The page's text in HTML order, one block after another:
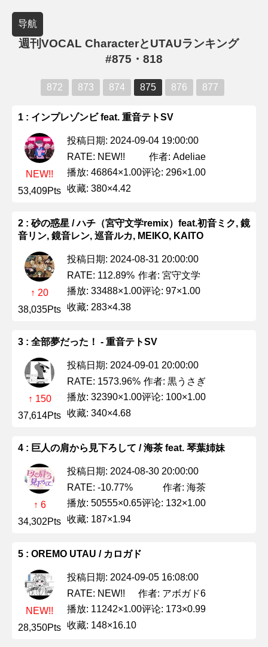
导航
週刊VOCAL CharacterとUTAUランキング
#875・818
872 873 874 875 876 877
1 : インプレゾンビ feat. 重音テトSV
NEW!!
53,409Pts
投稿日期: 2024-09-04 19:00:00
RATE: NEW!!
作者: Adeliae
播放: 46864×1.00评论: 296×1.00
收藏: 380×4.42
2 : 砂の惑星 / ハチ（宮守文学remix）feat.初音ミク, 鏡
音リン, 鏡音レン, 巡音ルカ, MEIKO, KAITO
↑ 20
38,035Pts
投稿日期: 2024-08-31 20:00:00
RATE: 112.89% 作者: 宮守文学
播放: 33488×1.00评论: 97×1.00
收藏: 283×4.38
3 : 全部夢だった！ - 重音テトSV
↑ 150
37,614Pts
投稿日期: 2024-09-01 20:00:00
RATE: 1573.96% 作者: 黒うさぎ
播放: 32390×1.00评论: 100×1.00
收藏: 340×4.68
4 : 巨人の肩から見下ろして / 海茶 feat. 琴葉姉妹
↑ 6
34,302Pts
投稿日期: 2024-08-30 20:00:00
RATE: -10.77%
作者: 海茶
播放: 50555×0.65评论: 132×1.00
收藏: 187×1.94
5 : OREMO UTAU / カロガド
NEW!!
28,350Pts
投稿日期: 2024-09-05 16:08:00
RATE: NEW!!
作者: アボガド6
播放: 11242×1.00评论: 173×0.99
收藏: 148×16.10